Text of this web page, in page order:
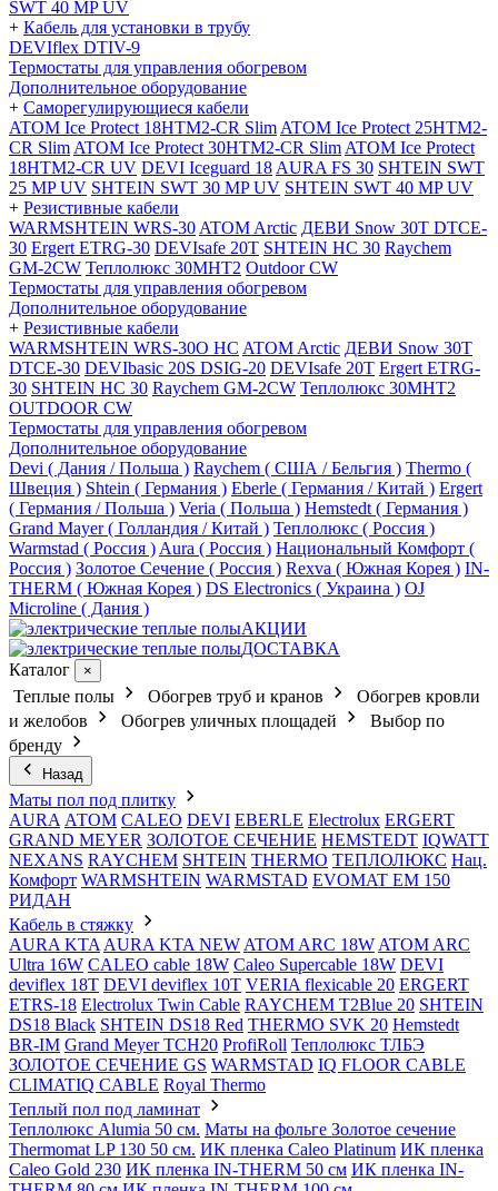
SWT 40 MP UV
+ Кабель для установки в трубу
DEVIflex DTIV-9
Термостаты для управления обогревом
Дополнительное оборудование
+ Саморегулирующиеся кабели
ATOM Ice Protect 18HTM2-CR Slim ATOM Ice Protect 25HTM2-
CR Slim ATOM Ice Protect 30HTM2-CR Slim ATOM Ice Protect
18HTM2-CR UV DEVI Iceguard 18 AURA FS 30 SHTEIN SWT
25 MP UV SHTEIN SWT 30 MP UV SHTEIN SWT 40 MP UV
+ Резистивные кабели
WARMSHTEIN WRS-30 ATOM Arctic ДЕВИ Snow 30T DTCE-
30 Ergert ETRG-30 DEVIsafe 20T SHTEIN HC 30 Raychem
GM-2CW Теплолюкс 30МНТ2 Outdoor CW
Термостаты для управления обогревом
Дополнительное оборудование
+ Резистивные кабели
WARMSHTEIN WRS-30O HC ATOM Arctic ДЕВИ Snow 30T
DTCE-30 DEVIbasic 20S DSIG-20 DEVIsafe 20T Ergert ETRG-
30 SHTEIN HC 30 Raychem GM-2CW Теплолюкс 30МНТ2
OUTDOOR CW
Термостаты для управления обогревом
Дополнительное оборудование
Devi ( Дания / Польша ) Raychem ( США / Бельгия ) Thermo (
Швеция ) Shtein ( Германия ) Eberle ( Германия / Китай ) Ergert
( Германия / Польша ) Veria ( Польша ) Hemstedt ( Германия )
Grand Mayer ( Голландия / Китай ) Теплолюкс ( Россия )
Warmstad ( Россия ) Aura ( Россия ) Национальный Комфорт (
Россия ) Золотое Сечение ( Россия ) Rexva ( Южная Корея ) IN-
THERM ( Южная Корея ) DS Electronics ( Украина ) OJ
Microline ( Дания )
АКЦИИ
ДОСТАВКА
Каталог
×
Теплые полы Обогрев труб и кранов
Обогрев кровли
и желобов
Обогрев уличных площадей
Выбор по
бренду
Назад
Маты пол под плитку
AURA АТОМ CALEO DEVI EBERLE Electrolux ERGERT
GRAND MEYER ЗОЛОТОЕ СЕЧЕНИЕ HEMSTEDT IQWATT
NEXANS RAYCHEM SHTEIN THERMO ТЕПЛОЛЮКС Нац.
Комфорт WARMSHTEIN WARMSTAD EVOMAT EM 150
РИДАН
Кабель в стяжку
AURA KTA AURA KTA NEW ATOM ARC 18W ATOM ARC
Ultra 16W CALEO cable 18W Caleo Supercable 18W DEVI
deviflex 18T DEVI deviflex 10T VERIA flexicable 20 ERGERT
ETRS-18 Electrolux Twin Cable RAYCHEM T2Blue 20 SHTEIN
DS18 Black SHTEIN DS18 Red THERMO SVK 20 Hemstedt
BR-IM Grand Meyer TCH20 ProfiRoll Теплолюкс ТЛБЭ
ЗОЛОТОЕ СЕЧЕНИЕ GS WARMSTAD IQ FLOOR CABLE
CLIMATIQ CABLE Royal Thermo
Теплый пол под ламинат
Теплолюкс Alumia 50 см. Маты на фольге Золотое сечение
Thermomat LP 130 50 cм. ИК пленка Caleo Platinum ИК пленка
Caleo Gold 230 ИК пленка IN-THERM 50 см ИК пленка IN-